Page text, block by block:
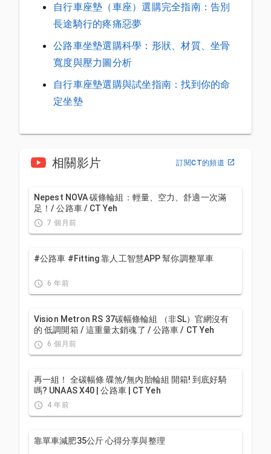
自行車座墊（車座）選購完全指南：告別
長途騎行的疼痛惡夢
公路車坐墊選購科學：形狀、材質、坐骨
寬度與壓力圖分析
自行車座墊選購與試坐指南：找到你的命
定坐墊
相關影片 訂閱CT的頻道
Nepest NOVA 碳條輪組：輕量、空力、舒適一次滿
足！/ 公路車 / CT Yeh
7 個月前
#公路車 #Fitting 靠人工智慧APP 幫你調整單車
6 年前
Vision Metron RS 37碳幅條輪組 （非SL）官網沒有
的 低調開箱 / 這重量太銷魂了 / 公路車 / CT Yeh
6 個月前
再一組！ 全碳幅條 碟煞/無內胎輪組 開箱! 到底好騎
嗎? UNAAS X40 | 公路車 | CT Yeh
4 年前
靠單車減肥35公斤 心得分享與整理